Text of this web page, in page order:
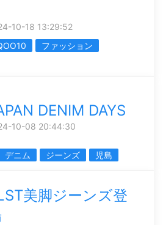
10-18 13:29:52
ファッション
DENIM DAYS
10-08 20:44:30
デニム ジーンズ 児島
美脚ジーンズ登